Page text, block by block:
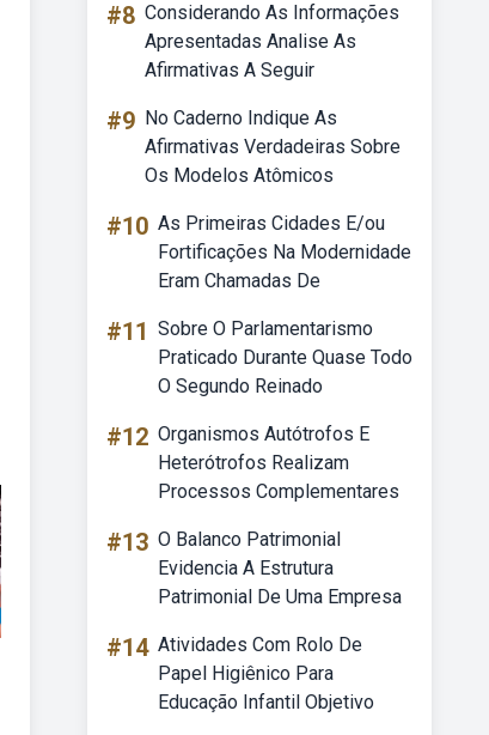
#8 Considerando As Informações
Apresentadas Analise As
Afirmativas A Seguir
#9 No Caderno Indique As
Afirmativas Verdadeiras Sobre
Os Modelos Atômicos
#10 As Primeiras Cidades E/ou
Fortificações Na Modernidade
Eram Chamadas De
#11 Sobre O Parlamentarismo
Praticado Durante Quase Todo
O Segundo Reinado
#12 Organismos Autótrofos E
Heterótrofos Realizam
Processos Complementares
#13 O Balanco Patrimonial
Evidencia A Estrutura
Patrimonial De Uma Empresa
#14 Atividades Com Rolo De
Papel Higiênico Para
Educação Infantil Objetivo